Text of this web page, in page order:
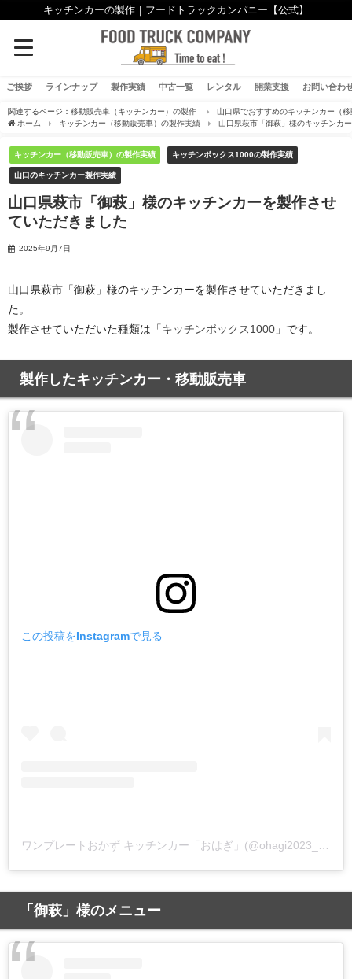
キッチンカーの製作｜フードトラックカンパニー【公式】
ご挨拶 ラインナップ 製作実績 中古一覧 レンタル 開業支援 お問い合わ
関連するページ： 移動販売車（キッチンカー）の製作
山口県でおすすめのキッチンカー（
ホーム
キッチンカー（移動販売車）の製作実績 山口県萩市「御萩」様のキッチンカ
キッチンカー（移動販売車）の製作実績 キッチンボックス1000の製作実績
山口のキッチンカー製作実績
山口県萩市「御萩」様のキッチンカーを製作させ
ていただきました
2025年9月7日
山口県萩市「御萩」様のキッチンカーを製作させていただきまし
た。
製作させていただいた種類は「 キッチンボックス1000 」です。
製作したキッチンカー・移動販売車
この投稿をInstagramで見る
「御萩」様のメニュー